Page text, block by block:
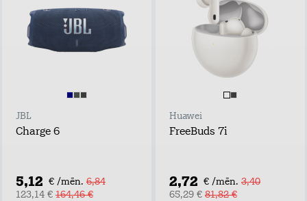
JBL
Charge 6
5,12 € /mēn. 6,84
123,14 € 164,46 €
Huawei
FreeBuds 7i
2,72 € /mēn. 3,40
65,29 € 81,82 €